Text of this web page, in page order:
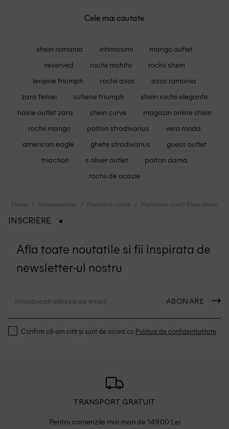
Cele mai cautate
shein romania intimissimi
mango outlet
reserved
rochii mohito
rochii shein
lenjerie triumph
rochii asos
asos romania
zara femei
sutiene triumph
shein rochii elegante
haine outlet zara
shein curve
magazin online shein
rochii mango
palton stradivarius
vero moda
american eagle
ghete stradivarius
guess outlet
triaction
s oliver outlet
palton dama
rochii de ocazie
Femei Imbracaminte Pantaloni scurți Pantaloni scurti River Island,
INSCRIERE
Afla toate noutatile si fii inspirata de
newsletter-ul nostru
ABONARE
Confirm că am citit și sunt de acord cu Politica de confidentialitate
TRANSPORT GRATUIT
Pentru comenzile mai mari de 149.00 Lei